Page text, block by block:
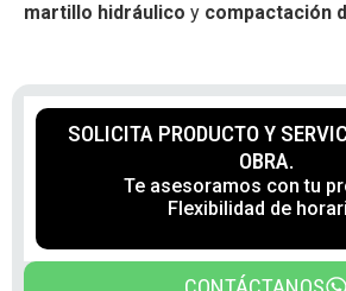
martillo hidráulico y compactación
SOLICITA PRODUCTO Y
OBRA.
Te asesoramos con tu
Flexibilidad de